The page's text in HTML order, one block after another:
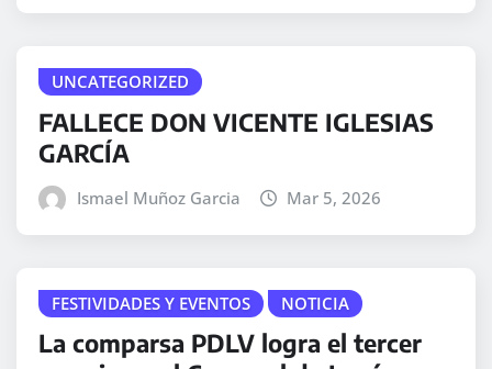
UNCATEGORIZED
FALLECE DON VICENTE IGLESIAS
GARCÍA
Ismael Muñoz Garcia Mar 5, 2026
FESTIVIDADES Y EVENTOS NOTICIA
La comparsa PDLV logra el tercer